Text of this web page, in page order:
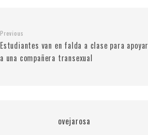
Previous
Estudiantes van en falda a clase para apoyar
a una compañera transexual
ovejarosa